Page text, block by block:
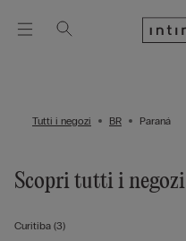
Tutti i negozi BR Paraná
Scopri tutti i negozi
Curitiba (3)